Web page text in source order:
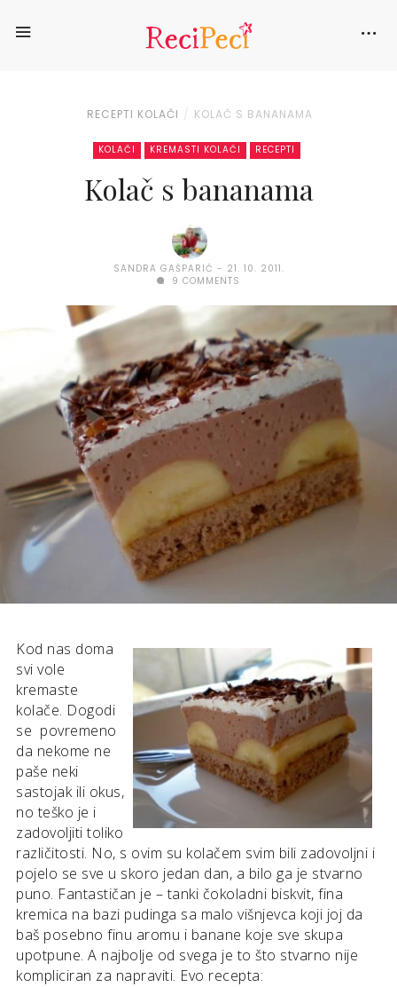
RECEPTI KOLAČI KOLAČ S BANANAMA
KOLAČI KREMASTI KOLAČI RECEPTI
Kolač s bananama
SANDRA GAŠPARIĆ
21. 10. 2011.
9 COMMENTS
Kod nas doma
svi vole
kremaste
kolače. Dogodi
se povremeno
da nekome ne
paše neki
sastojak ili okus,
no teško je i
zadovoljiti toliko
različitosti. No, s ovim su kolačem svim bili zadovoljni i
pojelo se sve u skoro jedan dan, a bilo ga je stvarno
puno. Fantastičan je – tanki čokoladni biskvit, fina
kremica na bazi pudinga sa malo višnjevca koji joj da
baš posebno finu aromu i banane koje sve skupa
upotpune. A najbolje od svega je to što stvarno nije
kompliciran za napraviti. Evo recepta: